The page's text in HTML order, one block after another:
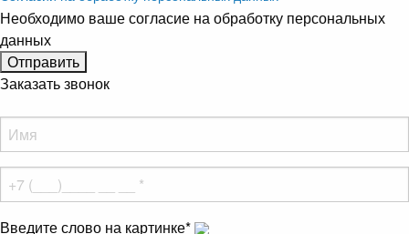
Необходимо ваше согласие на обработку персональных
данных
Заказать звонок
Введите слово на картинке*